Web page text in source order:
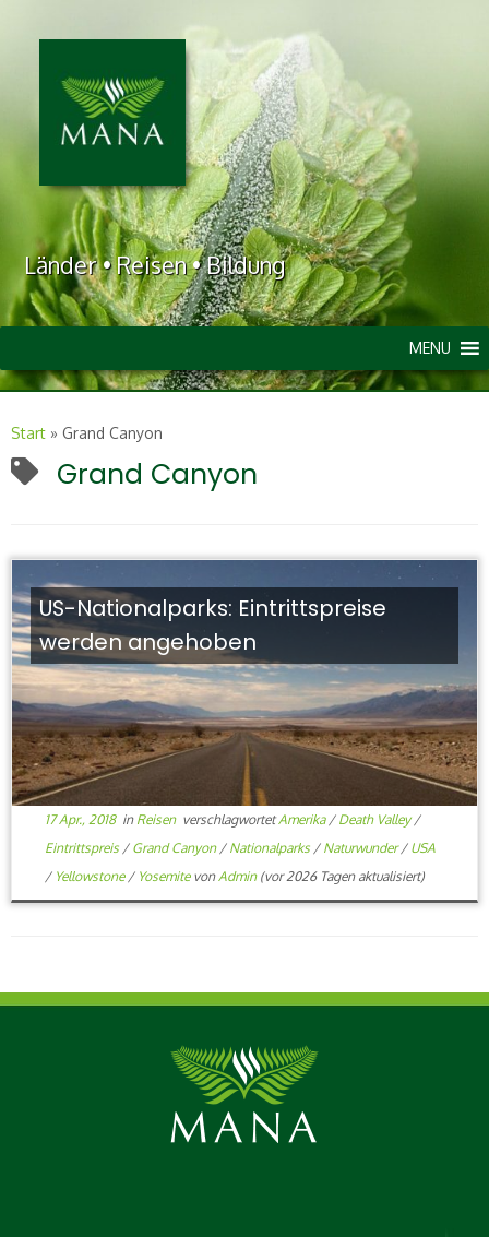
Länder • Reisen • Bildung
MENU
Start » Grand Canyon
Grand Canyon
US-Nationalparks: Eintrittspreise
werden angehoben
17 Apr., 2018in Reisen verschlagwortetAmerika / Death Valley/
Eintrittspreis / Grand Canyon / Nationalparks / Naturwunder/ USA
/ Yellowstone / Yosemite von Admin(vor 2026 Tagen aktualisiert)